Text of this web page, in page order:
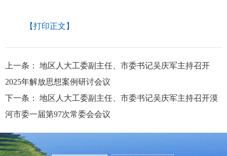
【打印正文】
上一条：
地区人大工委副主任、市委书记吴庆军主持召开
2025年解放思想案例研讨会议
下一条：
地区人大工委副主任、市委书记吴庆军主持召开漠
河市委一届第97次常委会会议